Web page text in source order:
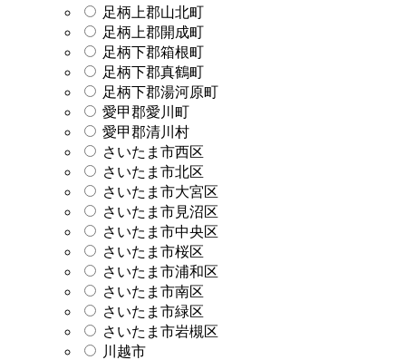
足柄上郡山北町
足柄上郡開成町
足柄下郡箱根町
足柄下郡真鶴町
足柄下郡湯河原町
愛甲郡愛川町
愛甲郡清川村
さいたま市西区
さいたま市北区
さいたま市大宮区
さいたま市見沼区
さいたま市中央区
さいたま市桜区
さいたま市浦和区
さいたま市南区
さいたま市緑区
さいたま市岩槻区
川越市